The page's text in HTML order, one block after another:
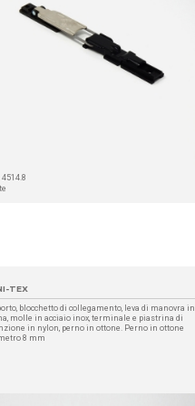
TEX
blocchetto di collegamento, leva di manovra in
molle in acciaio inox, terminale e piastrina di
in nylon, perno in ottone. Perno in ottone
8 mm